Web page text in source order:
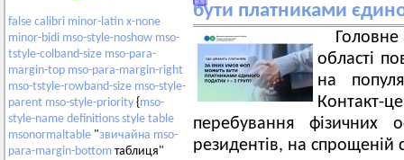
false calibri minor-latin x-none
minor-bidi mso-style-noshow mso-
tstyle-colband-size mso-para-
margin-top mso-para-margin-right
mso-tstyle-rowband-size mso-style-
parent mso-style-priority {mso-
style-name definitions style table
msonormaltable "звичайна mso-
para-margin-bottom таблиця"
бути платниками
області
на
перебування фізичних
резидентів, на спрощеній